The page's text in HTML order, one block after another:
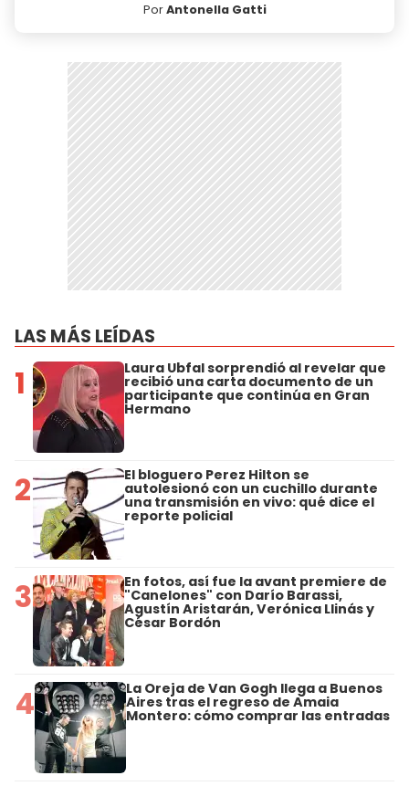
PorAntonella Gatti
LAS MÁS LEÍDAS
1 Laura Ubfal sorprendió al revelar que
recibió una carta documento de un
participante que continúa en Gran
Hermano
2 El bloguero Perez Hilton se
autolesionó con un cuchillo durante
una transmisión en vivo: qué dice el
reporte policial
3 En fotos, así fue la avant premiere de
"Canelones" con Darío Barassi,
Agustín Aristarán, Verónica Llinás y
César Bordón
4 La Oreja de Van Gogh llega a Buenos
Aires tras el regreso de Amaia
Montero: cómo comprar las entradas